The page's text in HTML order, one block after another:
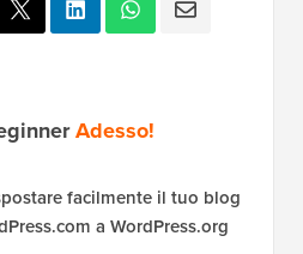
Adesso!
facilmente il tuo blog
a WordPress.org